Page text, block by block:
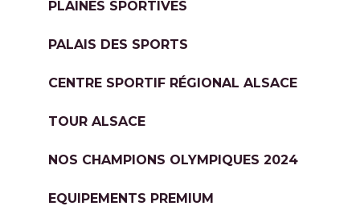
PLAINES SPORTIVES
PALAIS DES SPORTS
CENTRE SPORTIF RÉGIONAL ALSACE
TOUR ALSACE
NOS CHAMPIONS OLYMPIQUES 2024
EQUIPEMENTS PREMIUM